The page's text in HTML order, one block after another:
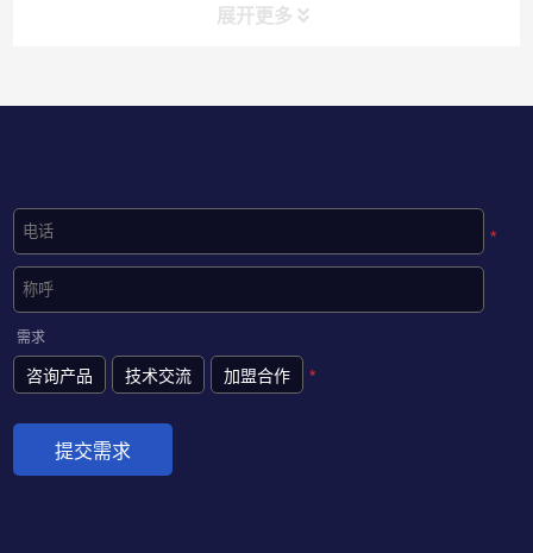
展开更多
*
需求
咨询产品 技术交流 加盟合作 *